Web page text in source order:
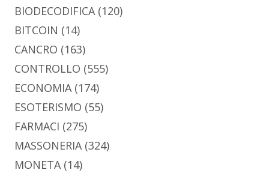
BIODECODIFICA(120)
BITCOIN (14)
CANCRO (163)
CONTROLLO (555)
ECONOMIA(174)
ESOTERISMO (55)
FARMACI (275)
MASSONERIA(324)
MONETA(14)